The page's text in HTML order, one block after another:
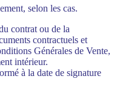
selon les cas.
contrat ou de la
contractuels et
Générales de Vente,
intérieur.
à la date de signature